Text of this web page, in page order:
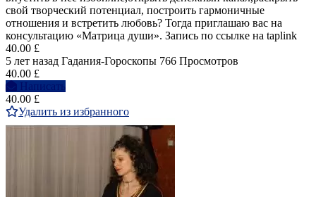
свой творческий потенциал, построить гармоничные
отношения и встретить любовь? Тогда приглашаю вас на
консультацию «Матрица души». Запись по ссылке на taplink
40.00 £
5 лет назад Гадания-Гороскопы 766 Просмотров
40.00 £
Написать
40.00 £
Удалить из избранного